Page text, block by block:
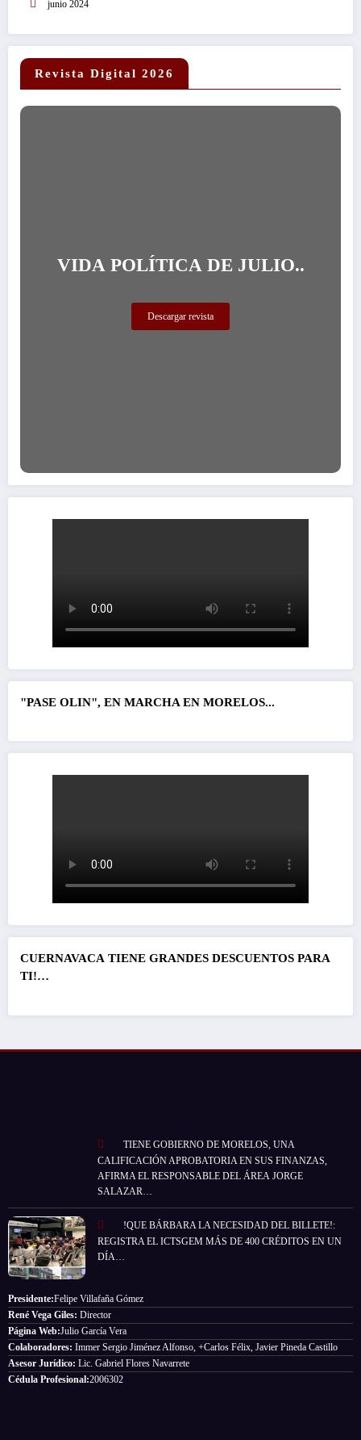
junio 2024
Revista Digital 2026
VIDA POLÍTICA DE JULIO..
Descargar revista
"PASE OLIN", EN MARCHA EN MORELOS...
CUERNAVACA TIENE GRANDES DESCUENTOS PARA
TI!…
TIENE GOBIERNO DE MORELOS, UNA
CALIFICACIÓN APROBATORIA EN SUS FINANZAS,
AFIRMA EL RESPONSABLE DEL ÁREA JORGE
SALAZAR…
!QUE BÁRBARA LA NECESIDAD DEL BILLETE!:
REGISTRA EL ICTSGEM MÁS DE 400 CRÉDITOS EN UN
DÍA…
Presidente:Felipe Villafaña Gómez
René Vega Giles: Director
Página Web:Julio García Vera
Colaboradores: Immer Sergio Jiménez Alfonso, +Carlos Félix, Javier Pineda Castillo
Asesor Jurídico: Lic. Gabriel Flores Navarrete
Cédula Profesional:2006302